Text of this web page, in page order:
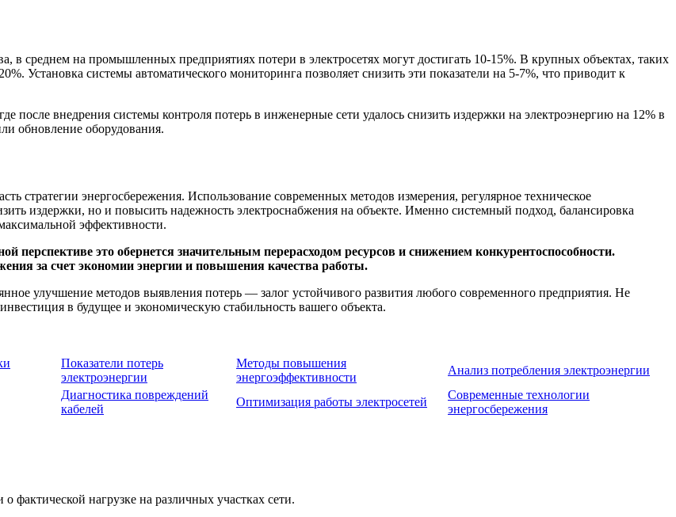
в среднем на промышленных предприятиях потери в электросетях могут достигать 10-15%. В крупных объектах, таких
Установка системы автоматического мониторинга позволяет снизить эти показатели на 5-7%, что приводит к
после внедрения системы контроля потерь в инженерные сети удалось снизить издержки на электроэнергию на 12% в
обновление оборудования.
стратегии энергосбережения. Использование современных методов измерения, регулярное техническое
издержки, но и повысить надежность электроснабжения на объекте. Именно системный подход, балансировка
эффективности.
перспективе это обернется значительным перерасходом ресурсов и снижением конкурентоспособности.
за счет экономии энергии и повышения качества работы.
улучшение методов выявления потерь — залог устойчивого развития любого современного предприятия. Не
в будущее и экономическую стабильность вашего объекта.
Показатели потерь
электроэнергии
Методы повышения
энергоэффективности
Анализ потребления электроэнергии
Диагностика повреждений
кабелей
Оптимизация работы электросетей
Современные технологии
энергосбережения
фактической нагрузке на различных участках сети.